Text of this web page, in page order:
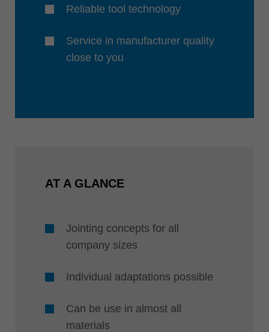
Reliable tool technology
Service in manufacturer quality
close to you
AT A GLANCE
Jointing concepts for all
company sizes
Individual adaptations possible
Can be use in almost all
materials